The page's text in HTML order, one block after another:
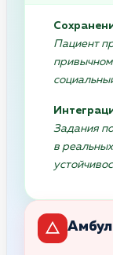
Пациент
привычном
Задания
в